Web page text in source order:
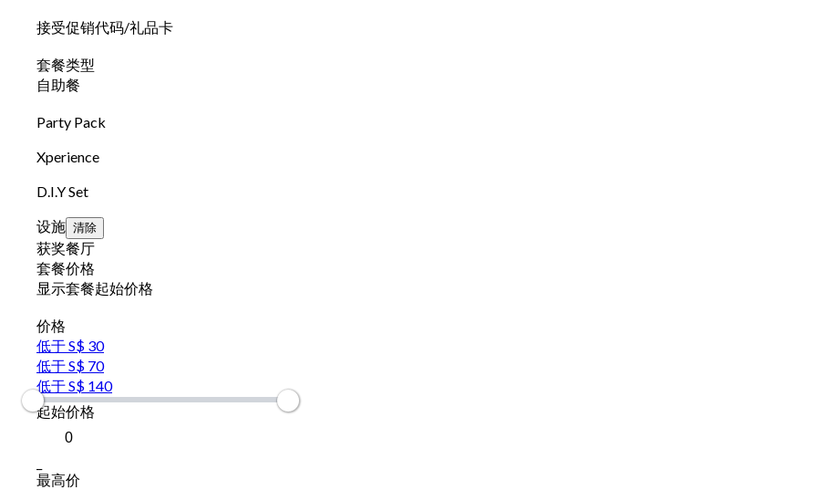
接受促销代码/礼品卡
套餐类型
自助餐
Party Pack
Xperience
D.I.Y Set
设施 清除
获奖餐厅
套餐价格
显示套餐起始价格
价格
低于 S$ 30
低于 S$ 70
低于 S$ 140
起始价格
最高价